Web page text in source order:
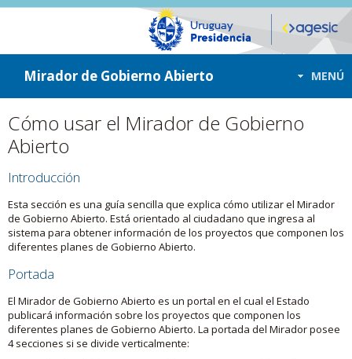
ir a contenido
ir al menú
Mirador de Gobierno Abierto MENÚ
Cómo usar el Mirador de Gobierno
Abierto
Introducción
Esta sección es una guía sencilla que explica cómo utilizar el Mirador
de Gobierno Abierto. Está orientado al ciudadano que ingresa al
sistema para obtener información de los proyectos que componen los
diferentes planes de Gobierno Abierto.
Portada
El Mirador de Gobierno Abierto es un portal en el cual el Estado
publicará información sobre los proyectos que componen los
diferentes planes de Gobierno Abierto. La portada del Mirador posee
4 secciones si se divide verticalmente: